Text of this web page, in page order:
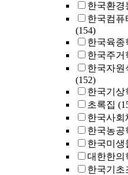
한국환경
한국컴퓨
(154)
한국육종
한국주거
한국자원
(152)
한국기상
초록집
한국사회
한국농공
한국미생
대한한의
한국기초